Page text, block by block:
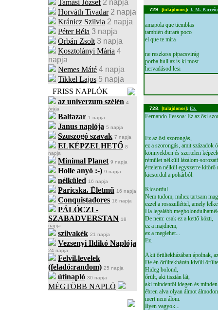
Tamási József 2 napja
Horváth Tivadar 2 napja
Kránicz Szilvia 2 napja
Péter Béla 3 napja
Orbán Zsolt 3 napja
Kosztolányi Mária 4
napja
Nemes Máté 4 napja
Tikkel Lajos 5 napja
FRISS NAPLÓK
az univerzum szélén 4
órája
Baltazar 1 napja
Janus naplója 5 napja
Szuszogó szavak 7 napja
ELKÉPZELHETŐ 8
napja
Minimal Planet 9 napja
Holle anyó :-) 9 napja
nélküled 16 napja
Paricska. Életmű 16 napja
Conquistadores 16 napja
PÁLÓCZI -
SZABADVERSTAN 18
napja
szilvakék 21 napja
Vezsenyi Ildikó Naplója
24 napja
Felvil.levelek
(feladó:random) 25 napja
útinapló 30 napja
MÉGTÖBB NAPLÓ
729. [tulajdonos]: J. M.
amapola que tiemblas
también durará poco
el que te mira
ne reszkess pipacsvirág
porba hull az is ki most
hervadásod lesi
728. [tulajdonos]: Ez.
Fernando Pessoa: Ez az ősi
Ez az ősi szorongás,
ez a szorongás, amit századok
könnyekben és szertelen
rémület nélküli lázálom-
értelem nélkül egyszerre kitörő
kicsordul a pohárból.
Kicsordul.
Nem tudom, mihez tartsam
ezzel a rosszulléttel, amely
Ha legalább
De nem: csak ez a kettő közti,
ez a majdnem,
ez a meglehet...
Ez.
Akit őrültekházában ápolnak,
De én őrültekházán kivüli
Hideg bolond,
őrült, aki tisztán lát,
aki mindentől idegen és
ébren alva olyan álmot
mert nem álom.
Ilyen vagyok...